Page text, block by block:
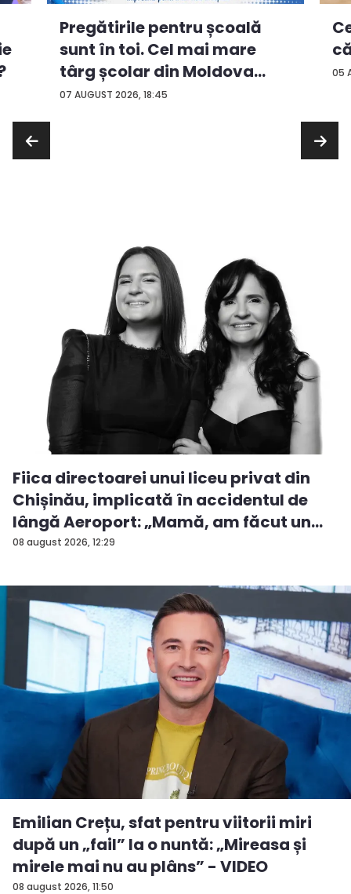
07 AUGUST 2026, 18:45
Pregătirile pentru școală
sunt în toi. Cel mai mare
târg școlar din Moldova
con...
05
08 august 2026, 12:29
Fiica directoarei unui liceu privat din
Chișinău, implicată în accidentul de
lângă Aeroport: „Mamă, am făcut un
ac...
08 august 2026, 11:50
Emilian Crețu, sfat pentru viitorii miri
după un „fail” la o nuntă: „Mireasa și
mirele mai nu au plâns” - VIDEO